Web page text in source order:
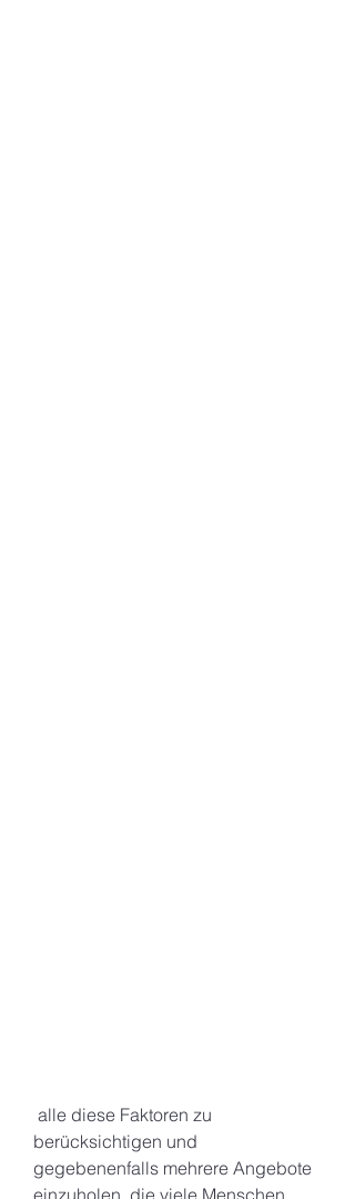
berücksichtigen und
gegebenenfalls mehrere Angebote
einzuholen, die viele Menschen